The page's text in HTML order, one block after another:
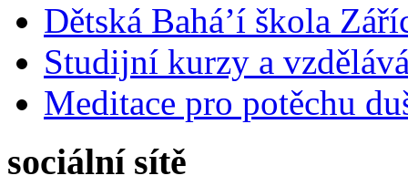
Dětská Bahá’í škola
Studijní kurzy a
Meditace pro potěchu
sociální sítě